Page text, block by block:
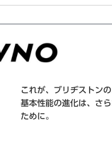
これが、ブリヂストンの
基本性能の進化は、さ
ために。